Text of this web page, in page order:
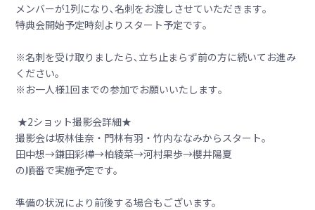
メンバーが1列になり､名刺をお渡しさせていただきます｡
特典会開始予定時刻よりスタート予定です｡
※名刺を受け取りましたら､立ち止まらず前の方に続いてお進み
ください｡
※お一人様1回までの参加でお願いいたします｡
★2ショット撮影会詳細★
撮影会は坂林佳奈・門林有羽・竹内ななみからスタート。
田中想→鎌田彩樺→柏綾菜→河村果歩→櫻井陽夏
の順番で実施予定です。
準備の状況により前後する場合もございます。